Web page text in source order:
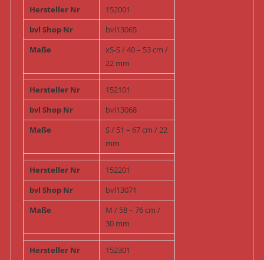
Hersteller Nr
152001
bvl Shop Nr
bvl13065
Maße
xS-S / 40 – 53 cm /
22 mm
Hersteller Nr
152101
bvl Shop Nr
bvl13068
Maße
S / 51 – 67 cm / 22
mm
Hersteller Nr
152201
bvl Shop Nr
bvl13071
Maße
M / 58 – 76 cm /
30 mm
Hersteller Nr
152301